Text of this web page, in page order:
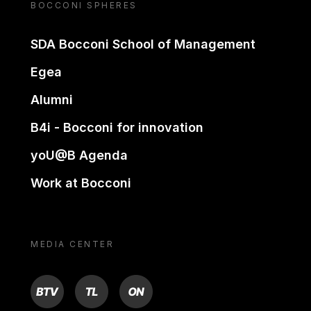
BOCCONI SPHERES
SDA Bocconi School of Management
Egea
Alumni
B4i - Bocconi for innovation
yoU@B Agenda
Work at Bocconi
MEDIA CENTER
BTV TL ON